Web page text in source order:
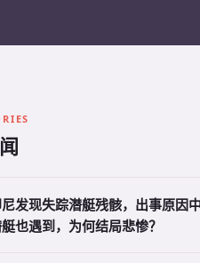
发现失踪潜艇残骸，出事原因
也遇到，为何结局悲惨？